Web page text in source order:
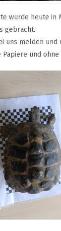
wurde heute in
gebracht.
uns melden und
Papiere und